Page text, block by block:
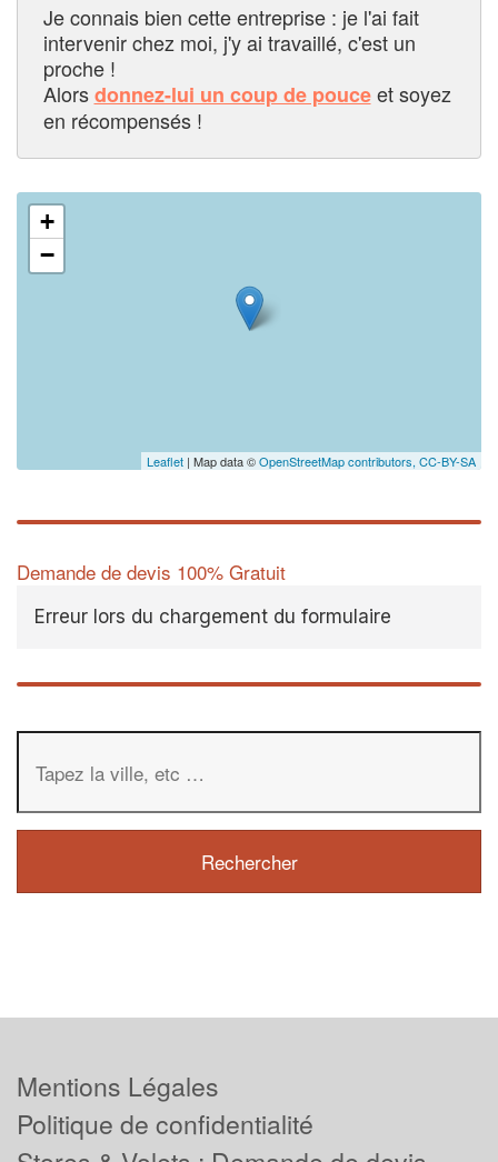
Je connais bien cette entreprise : je l'ai fait
intervenir chez moi, j'y ai travaillé, c'est un
proche !
Alorsdonnez-lui un coup de pouceet soyez
en récompensés !
+
−
Leaflet | Map data ©OpenStreetMap contributors, CC-BY-SA
Demande de devis 100% Gratuit
Erreur lors du chargement du formulaire
Mentions Légales
Politique de confidentialité